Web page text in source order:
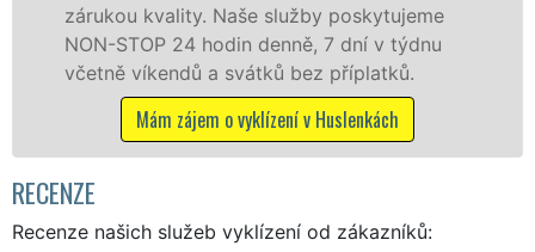
Naše služby poskytujeme
24 hodin denně, 7 dní v týdnu
a svátků bez příplatků.
zájem o vyklízení v Huslenkách
osobám se
práce, a to
RECENZE
Recenze našich služeb vyklízení od zákazníků: